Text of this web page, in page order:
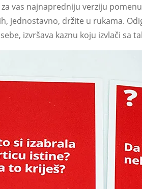
vas najnapredniju verziju
jednostavno, držite u rukama.
izvršava kaznu koju izvlači sa